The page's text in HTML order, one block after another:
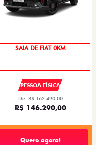
PESSOA FÍSICA
De: R$ 162.490,00
R$ 146.290,00
Quero agora!